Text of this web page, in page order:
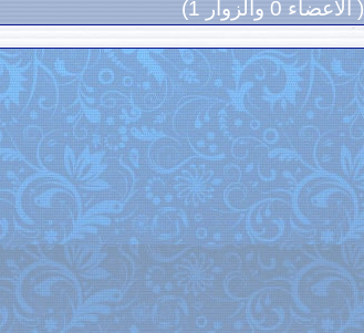
( الأعضاء 0 والزوار 1)